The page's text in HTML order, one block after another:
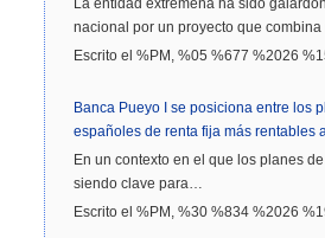
La entidad extremeña ha sido
nacional por un proyecto que
Escrito el %PM, %05 %677 %2026
Banca Pueyo I se posiciona entre los
españoles de renta fija más rentables
En un contexto en el que los planes
siendo clave para…
Escrito el %PM, %30 %834 %2026